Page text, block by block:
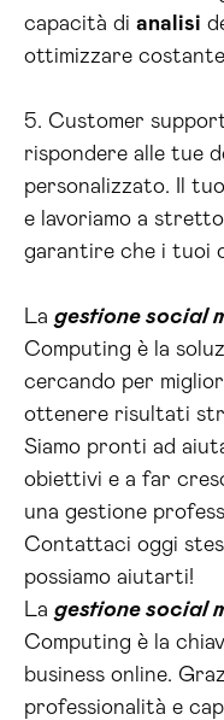
capacità di analisi
ottimizzare
5. Customer
rispondere alle tue
personalizzato. Il
e lavoriamo a
garantire che i tuoi
La gestione social
Computing è la
cercando per
ottenere risultati
Siamo pronti ad
obiettivi e a far
una gestione
Contattaci oggi
possiamo aiutarti!
La gestione social
Computing è la
business online.
professionalità e